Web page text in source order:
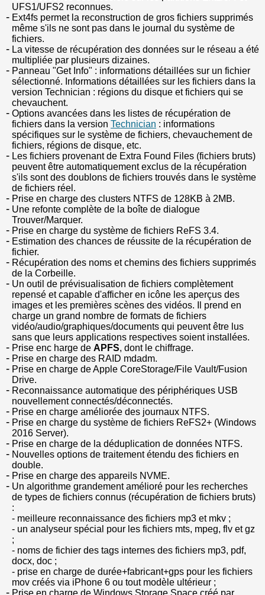
UFS1/UFS2 reconnues.
Ext4fs permet la reconstruction de gros fichiers supprimés
même s'ils ne sont pas dans le journal du système de
fichiers.
La vitesse de récupération des données sur le réseau a été
multipliée par plusieurs dizaines.
Panneau "Get Info" : informations détaillées sur un fichier
sélectionné. Informations détaillées sur les fichiers dans la
version Technician : régions du disque et fichiers qui se
chevauchent.
Options avancées dans les listes de récupération de
fichiers dans la version Technician : informations
spécifiques sur le système de fichiers, chevauchement de
fichiers, régions de disque, etc.
Les fichiers provenant de Extra Found Files (fichiers bruts)
peuvent être automatiquement exclus de la récupération
s'ils sont des doublons de fichiers trouvés dans le système
de fichiers réel.
Prise en charge des clusters NTFS de 128KB à 2MB.
Une refonte complète de la boîte de dialogue
Trouver/Marquer.
Prise en charge du système de fichiers ReFS 3.4.
Estimation des chances de réussite de la récupération de
fichier.
Récupération des noms et chemins des fichiers supprimés
de la Corbeille.
Un outil de prévisualisation de fichiers complètement
repensé et capable d'afficher en icône les aperçus des
images et les premières scènes des vidéos. Il prend en
charge un grand nombre de formats de fichiers
vidéo/audio/graphiques/documents qui peuvent être lus
sans que leurs applications respectives soient installées.
Prise enc harge de APFS, dont le chiffrage.
Prise en charge des RAID mdadm.
Prise en charge de Apple CoreStorage/File Vault/Fusion
Drive.
Reconnaissance automatique des périphériques USB
nouvellement connectés/déconnectés.
Prise en charge améliorée des journaux NTFS.
Prise en charge du système de fichiers ReFS2+ (Windows
2016 Server).
Prise en charge de la déduplication de données NTFS.
Nouvelles options de traitement étendu des fichiers en
double.
Prise en charge des appareils NVME.
Un algorithme grandement amélioré pour les recherches
de types de fichiers connus (récupération de fichiers bruts)
:
- meilleure reconnaissance des fichiers mp3 et mkv ;
- un analyseur spécial pour les fichiers mts, mpeg, flv et gz
;
- noms de fichier des tags internes des fichiers mp3, pdf,
docx, doc ;
- prise en charge de durée+fabricant+gps pour les fichiers
mov créés via iPhone 6 ou tout modèle ultérieur ;
Prise en charge de Windows Storage Space créé par